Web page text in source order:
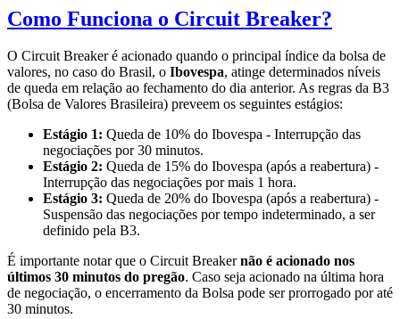
Como Funciona o Circuit Breaker?
O Circuit Breaker é acionado quando o principal índice da bolsa de
valores, no caso do Brasil, o Ibovespa, atinge determinados níveis
de queda em relação ao fechamento do dia anterior. As regras da B3
(Bolsa de Valores Brasileira) preveem os seguintes estágios:
Estágio 1: Queda de 10% do Ibovespa - Interrupção das
negociações por 30 minutos.
Estágio 2: Queda de 15% do Ibovespa (após a reabertura) -
Interrupção das negociações por mais 1 hora.
Estágio 3: Queda de 20% do Ibovespa (após a reabertura) -
Suspensão das negociações por tempo indeterminado, a ser
definido pela B3.
É importante notar que o Circuit Breakernão é acionado nos
últimos 30 minutos do pregão. Caso seja acionado na última hora
de negociação, o encerramento da Bolsa pode ser prorrogado por até
30 minutos.